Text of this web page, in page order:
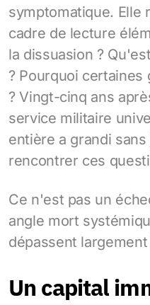
symptomatique. Elle
cadre de lecture
la dissuasion ?
? Pourquoi
? Vingt-cinq ans
service militaire
entière a grandi
rencontrer ces
Ce n'est pas un
angle mort
dépassent
Un capital